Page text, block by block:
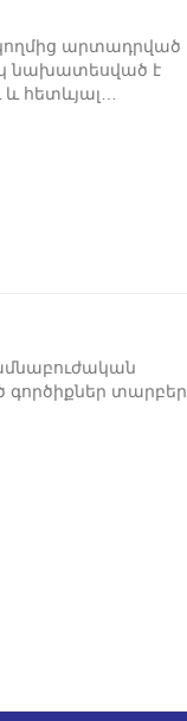
կողմից արտադրված
նախատեսված է
հետևյալ
տարբեր